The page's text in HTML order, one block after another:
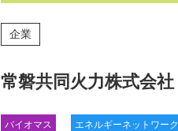
企業
常磐共同火力株式会社
バイオマス エネルギーネットワーク